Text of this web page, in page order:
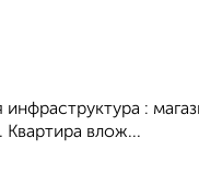
:
влож...